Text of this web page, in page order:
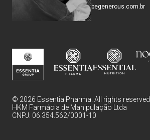
begenerous.com.br
© 2026 Essentia Pharma. All rights reserved.
HKM Farmácia de Manipulação Ltda
CNPJ: 06.354.562/0001-10